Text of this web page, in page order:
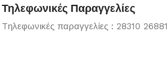
Τηλεφωνικές Παραγγελίες
Tηλεφωνικές παραγγελίες : 28310 26881